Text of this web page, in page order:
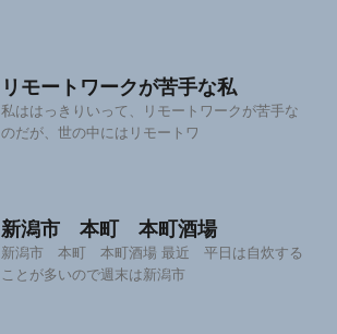
リモートワークが苦手な私
私ははっきりいって、リモートワークが苦手な
のだが、世の中にはリモートワ
新潟市 本町 本町酒場
新潟市 本町 本町酒場 最近 平日は自炊する
ことが多いので週末は新潟市